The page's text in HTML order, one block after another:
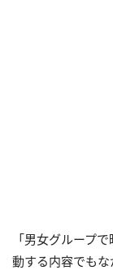
「男女グループ
動する内容でも